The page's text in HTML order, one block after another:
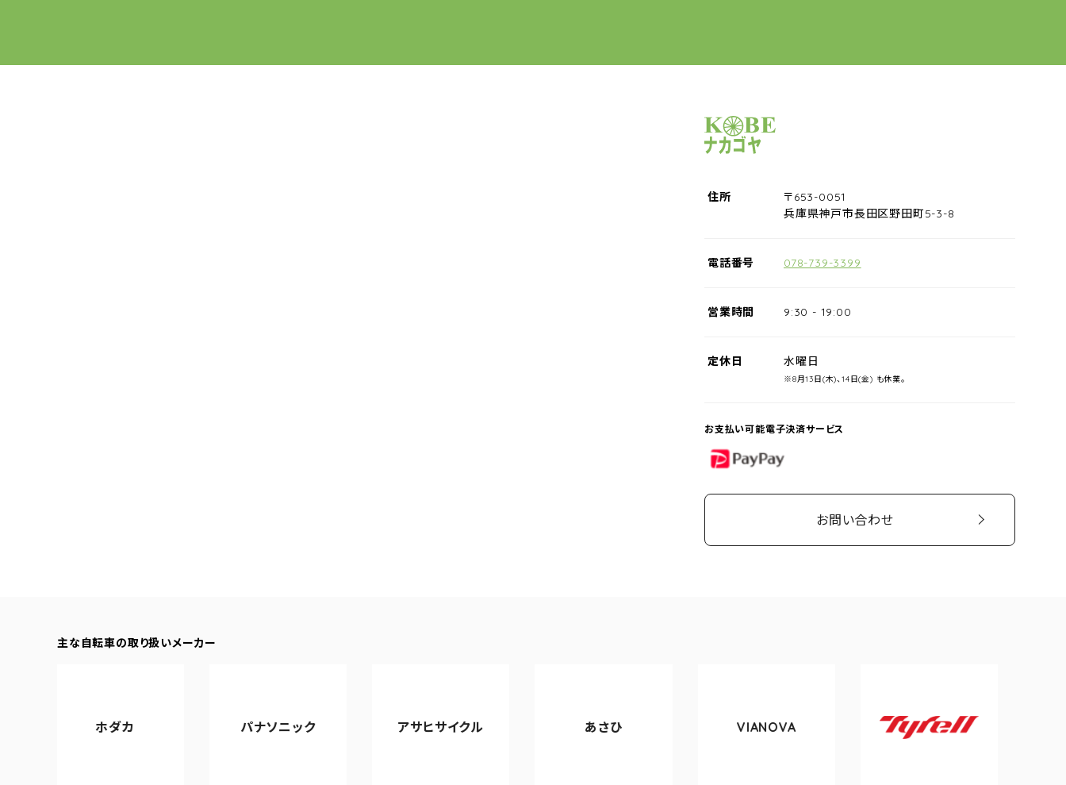
サイクルショップナカゴヤ
住所
〒653-0051
兵庫県神戸市長田区野田町5-3-8
電話番号 078-739-3399
営業時間 9:30 - 19:00
定休日 水曜日
※8月13日(木)、14日(金) も休業。
お支払い可能電子決済サービス
PayPay
お問い合わせ
主な自転車の取り扱いメーカー
アサヒサイクル
Tyrell